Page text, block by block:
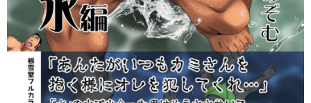
扫描二维码继续阅读